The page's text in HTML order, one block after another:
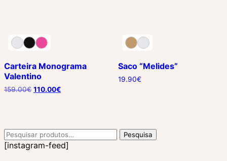
Carteira Monograma
Valentino
159.00€ 110.00€
Saco “Melides”
19.90€
Pesquisar
por:
Pesquisa
[instagram-feed]